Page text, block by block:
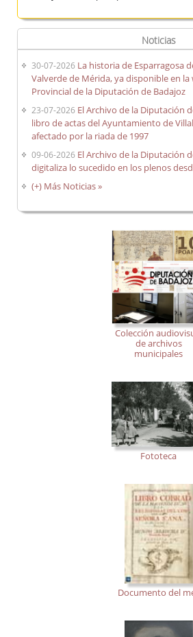
Noticias
30-07-2026 La historia de Esparragosa
Valverde de Mérida, ya disponible en la
Provincial de la Diputación de Badajoz
23-07-2026 El Archivo de la Diputación
libro de actas del Ayuntamiento de
afectado por la riada de 1997
09-06-2026 El Archivo de la Diputación
digitaliza lo sucedido en los plenos
(+) Más Noticias »
Colección
de archivos
municipales
Fototeca
Documento del